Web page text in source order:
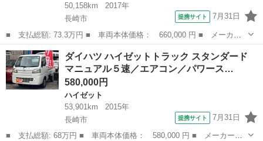
50,158km
2017年
長崎市
提携サイト 7月31日
■ 支払総額: 73.3万円 ■ 車両本体価格： 660,000 円 ■ メーカー
名： ダイハツ ■ 車種名： ムーヴ ■ グレード名： Ｌ ＳＡＩ
ＩＩ 下取車 ドラレコ バックカメラ ナビ フルセグＴＶ 衝突
被害軽減シス...
長崎 長崎市 ムーヴ
ダイハツ ハイゼットトラック スタンダード
マニュアル５速／エアコン／パワース…
580,000円
ハイゼット
53,901km
2015年
長崎市
提携サイト 7月31日
■ 支払総額: 68万円 ■ 車両本体価格： 580,000 円 ■ メーカー